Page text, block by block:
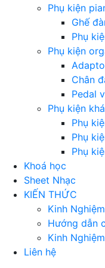
Phụ kiện
Ghế
Phụ
Phụ kiện
Chân
Pedal
Phụ kiện
Phụ
Phụ
Phụ
Khoá học
Sheet Nhạc
KIẾN THỨC
Kinh
Hướng dẫn
Kinh
Liên hệ